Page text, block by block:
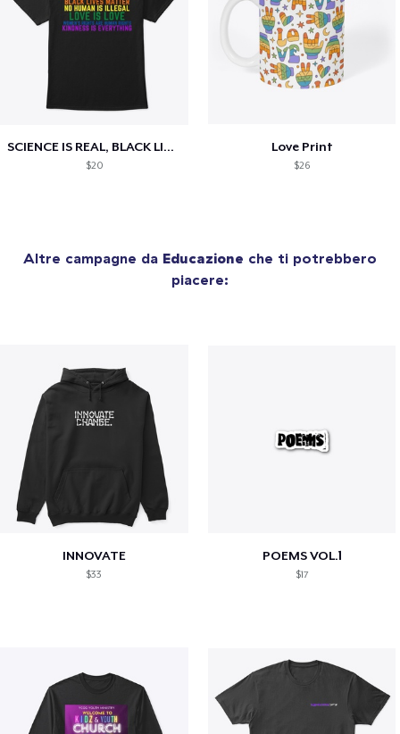
SCIENCE IS REAL, BLACK LIVES MATTER
$20
Love Print
$26
Altre campagne da Educazione che ti potrebbero
piacere:
INNOVATE
$33
POEMS VOL.1
$17